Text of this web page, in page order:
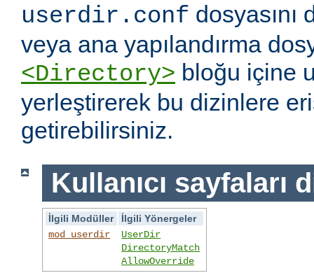
userdir.conf dosyasını
veya ana yapılandırma
<Directory> bloğu içine
yerleştirerek bu dizinlere
getirebilirsiniz.
Kullanıcı sayfaları
İlgili Modüller
İlgili Yönergeler
mod_userdir
UserDir
DirectoryMatch
AllowOverride